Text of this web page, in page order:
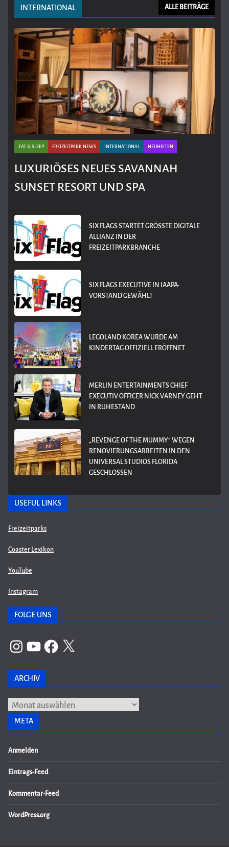
INTERNATIONAL ALLE BEITRÄGE
EAT & SLEEP FREIZEITPARK NEWS INTERNATIONAL NEUHEITEN
LUXURIÖSES NEUES SAVANNAH
SUNSET RESORT UND SPA
SIX FLAGS STARTET GRÖSSTE DIGITALE A
LLIANZ IN DER F
REIZEITPARKBRANCHE
SIX FLAGS EXECUTIVE IN IAAPA-
VORSTAND GEWÄHLT
LEGOLAND KOREA WURDE AM
KINDERTAG OFFIZIELL ERÖFFNET
MERLIN ENTERTAINMENTS CHIEF
EXECUTIV OFFICER NICK VARNEY GEHT
IN RUHESTAND
„REVENGE OF THE MUMMY“ WEGEN
RENOVIERUNGSARBEITEN IN DEN
UNIVERSAL STUDIOS FLORIDA
GESCHLOSSEN
USEFUL LINKS
Freizeitparks
Coaster Lexikon
YouTube
Instagram
FOLGE UNS
InstagramYouTubeFacebook
X
ARCHIV
Archiv
META
Anmelden
Eintrags-Feed
Kommentar-Feed
WordPress.org